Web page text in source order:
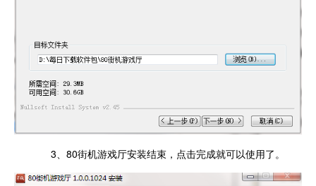
3、80街机游戏厅安装结束，点击完成就可以使用了。